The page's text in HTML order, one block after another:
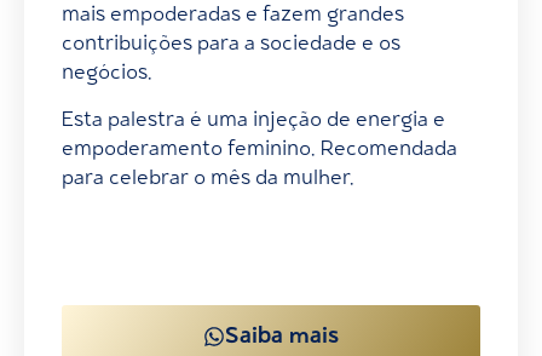
mais empoderadas e fazem grandes
contribuições para a sociedade e os
negócios.
Esta palestra é uma injeção de energia e
empoderamento feminino. Recomendada
para celebrar o mês da mulher.
Saiba mais